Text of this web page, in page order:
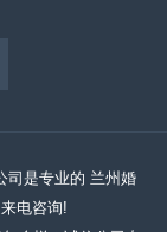
司是专业的 兰州婚
电咨询!